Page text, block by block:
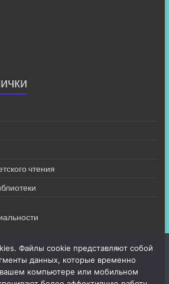
чтения
Файлы cookie представляют собой
данных, которые временно
вашем компьютере или мобильном